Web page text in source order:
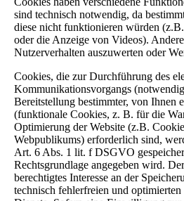
sind technisch notwendig, da
diese nicht funktionieren würden
oder die Anzeige von Videos).
Nutzerverhalten auszuwerten oder
Cookies, die zur Durchführung des
Kommunikationsvorgangs
Bereitstellung bestimmter, von Ihnen
(funktionale Cookies, z. B. für die
Optimierung der Website (z.B.
Webpublikums) erforderlich sind,
Art. 6 Abs. 1 lit. f DSGVO
Rechtsgrundlage angegeben wird.
berechtigtes Interesse an der
technisch fehlerfreien und